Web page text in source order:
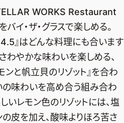
WORKS Restaurant
バイ・ザ・グラスで楽しめる。
4.5』はどんな料理にも合います
わやかな味わいを楽しめる、
ンと帆立貝のリゾット』を合わ
の味わいを高め合う組み合わ
いレモン色のリゾットには、塩
皮を加え、酸味よりほろ苦さ